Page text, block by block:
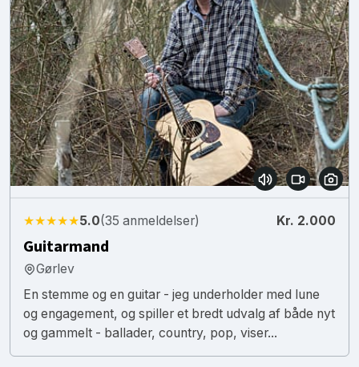
★★★★★5.0(35 anmeldelser) Kr. 2.000
Guitarmand
Gørlev
En stemme og en guitar - jeg underholder med lune
og engagement, og spiller et bredt udvalg af både nyt
og gammelt - ballader, country, pop, viser...